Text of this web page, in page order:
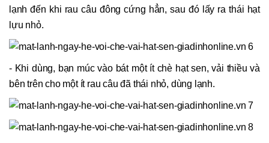
lạnh đến khi rau câu đông cứng hẳn, sau đó lấy ra thái hạt
lựu nhỏ.
- Khi dùng, bạn múc vào bát một ít chè hạt sen, vải thiều và
bên trên cho một ít rau câu đã thái nhỏ, dùng lạnh.